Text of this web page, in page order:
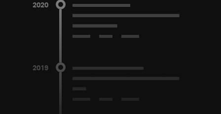
2020 _____________
________________________
__________
2019 bis 2020
2019 ________________
________________________